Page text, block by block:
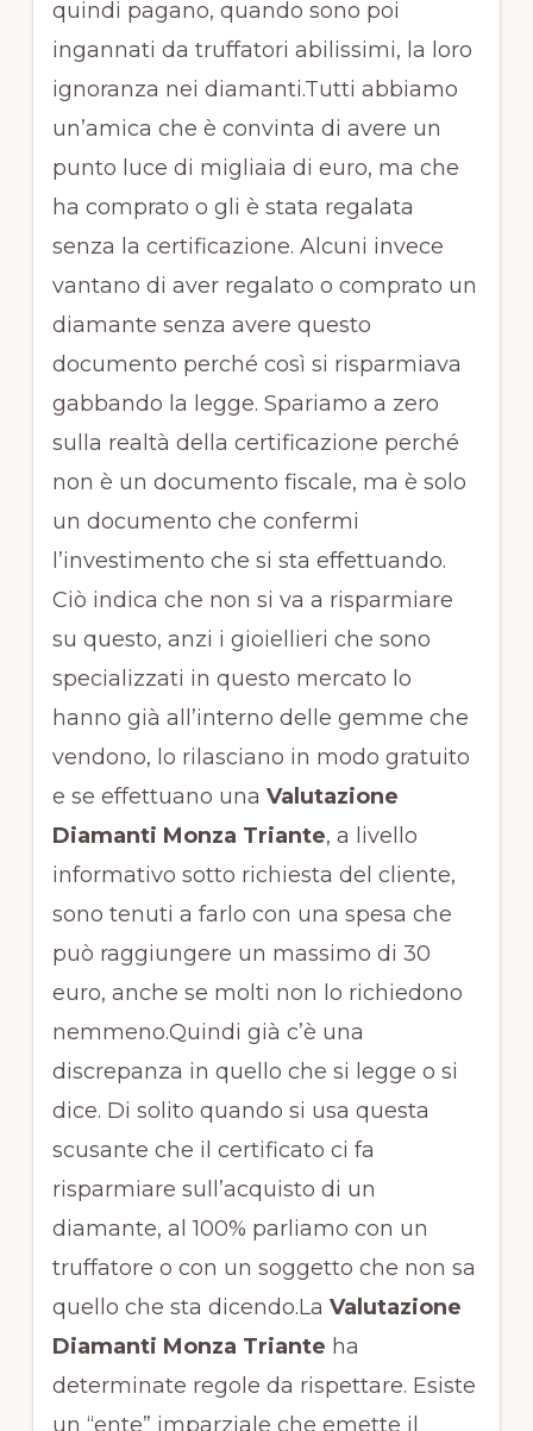
quindi pagano, quando sono poi
ingannati da truffatori abilissimi, la loro
ignoranza nei diamanti.Tutti abbiamo
un’amica che è convinta di avere un
punto luce di migliaia di euro, ma che
ha comprato o gli è stata regalata
senza la certificazione. Alcuni invece
vantano di aver regalato o comprato un
diamante senza avere questo
documento perché così si risparmiava
gabbando la legge. Spariamo a zero
sulla realtà della certificazione perché
non è un documento fiscale, ma è solo
un documento che confermi
l’investimento che si sta effettuando.
Ciò indica che non si va a risparmiare
su questo, anzi i gioiellieri che sono
specializzati in questo mercato lo
hanno già all’interno delle gemme che
vendono, lo rilasciano in modo gratuito
e se effettuano una Valutazione
Diamanti Monza Triante, a livello
informativo sotto richiesta del cliente,
sono tenuti a farlo con una spesa che
può raggiungere un massimo di 30
euro, anche se molti non lo richiedono
nemmeno.Quindi già c’è una
discrepanza in quello che si legge o si
dice. Di solito quando si usa questa
scusante che il certificato ci fa
risparmiare sull’acquisto di un
diamante, al 100% parliamo con un
truffatore o con un soggetto che non sa
quello che sta dicendo.La Valutazione
Diamanti Monza Triante ha
determinate regole da rispettare. Esiste
un “ente” imparziale che emette il